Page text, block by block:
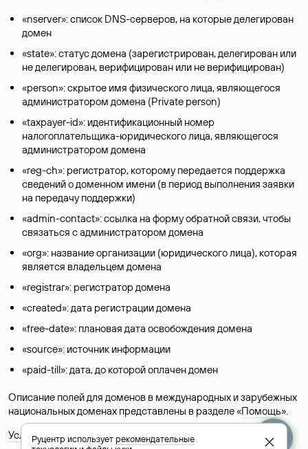
«nserver»: список DNS-серверов, на которые делегирован
домен
«state»: статус домена (зарегистрирован, делегирован или
не делегирован, верифицирован или не верифицирован)
«person»: скрытое имя физического лица, являющегося
администратором домена (Privatе person)
«taxpayer-id»: идентификационный номер
налогоплательщика-юридического лица, являющегося
администратором домена
«reg-ch»: регистратор, которому передается поддержка
сведений о доменном имени (в период выполнения заявки
на передачу поддержки)
«admin-contact»: ссылка на форму обратной связи, чтобы
связаться с администратором домена
«org»: название организации (юридического лица), которая
является владельцем домена
«registrar»: регистратор домена
«created»: дата регистрации домена
«free-date»: плановая дата освобождения домена
«source»: источник информации
«paid-till»: дата, до которой оплачен домен
Описание полей для доменов в международных и зарубежных
национальных доменах представлены в разделе «Помощь».
Условия использования Whois-сервиса
Руцентр используетрекомендательные